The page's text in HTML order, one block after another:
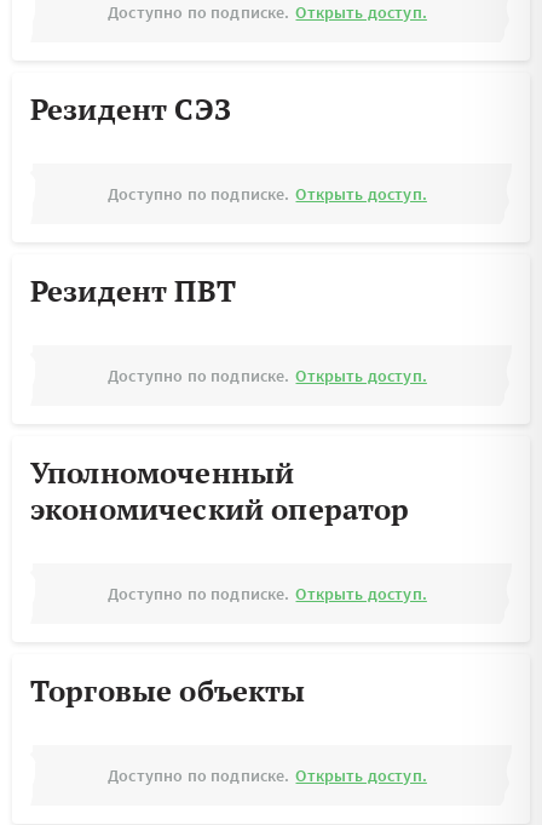
Доступно по подписке. Открыть доступ.
Резидент СЭЗ
Доступно по подписке. Открыть доступ.
Резидент ПВТ
Доступно по подписке. Открыть доступ.
Уполномоченный
экономический оператор
Доступно по подписке. Открыть доступ.
Торговые объекты
Доступно по подписке. Открыть доступ.